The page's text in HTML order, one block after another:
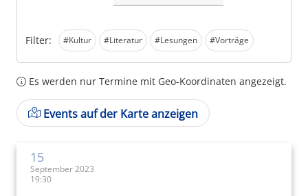
Filter: #Kultur #Literatur #Lesungen #Vorträge
Es werden nur Termine mit Geo-Koordinaten angezeigt.
Events auf der Karte anzeigen
15
September 2023
19:30